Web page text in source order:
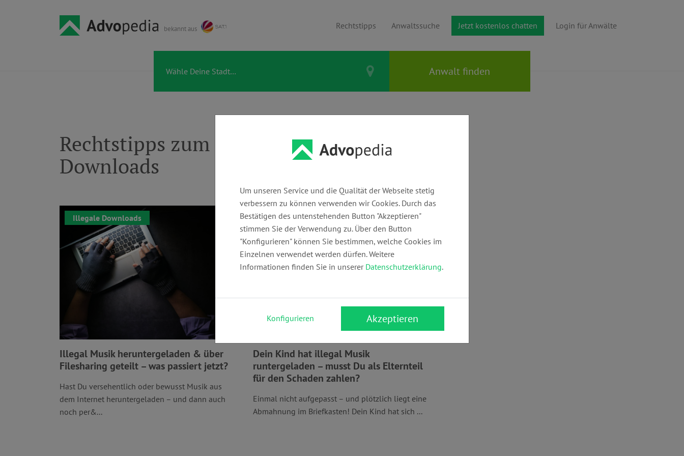
bekannt aus Rechtstipps Anwaltssuche Jetzt kostenlos chatten Login für Anwälte
Rechtstipps zum Thema Illegale
Downloads
Illegale Downloads
Illegal Musik heruntergeladen & über
Filesharing geteilt – was passiert jetzt?
Hast Du versehentlich oder bewusst Musik aus
dem Internet heruntergeladen – und dann auch
noch per&...
Illegale Downloads
Dein Kind hat illegal Musik
runtergeladen – musst Du als Elternteil
für den Schaden zahlen?
Einmal nicht aufgepasst – und plötzlich liegt eine
Abmahnung im Briefkasten! Dein Kind hat sich ...
Um unseren Service und die Qualität der Webseite stetig
verbessern zu können verwenden wir Cookies. Durch das
Bestätigen des untenstehenden Button "Akzeptieren"
stimmen Sie der Verwendung zu. Über den Button
"Konfigurieren" können Sie bestimmen, welche Cookies im
Einzelnen verwendet werden dürfen. Weitere
Informationen finden Sie in unserer Datenschutzerklärung.
Konfigurieren Akzeptieren